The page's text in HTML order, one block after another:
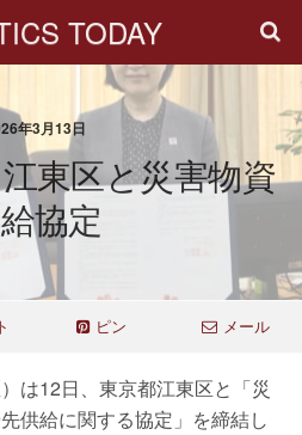
TODAY
年3月13日
東区と災害物資
協定
ピン メール
は12日、東京都江東区と「災
供給に関する協定」を締結し